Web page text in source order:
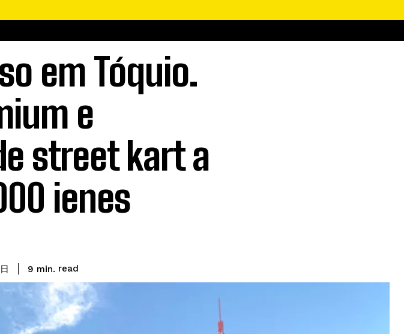
em Tóquio.
e
street kart a
ienes
9 min. read